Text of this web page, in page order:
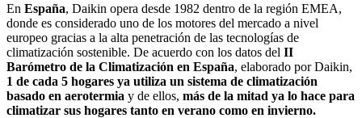
En España, Daikin opera desde 1982 dentro de la región EMEA,
donde es considerado uno de los motores del mercado a nivel
europeo gracias a la alta penetración de las tecnologías de
climatización sostenible. De acuerdo con los datos del II
Barómetro de la Climatización en España, elaborado por Daikin,
1 de cada 5 hogares ya utiliza un sistema de climatización
basado en aerotermia y de ellos, más de la mitad ya lo hace para
climatizar sus hogares tanto en verano como en invierno.